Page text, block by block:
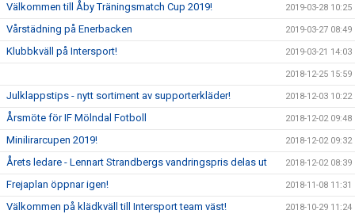
Välkommen till Åby Träningsmatch Cup 2019! 2019-03-28 10:25
Vårstädning på Enerbacken 2019-03-27 08:49
Klubbkväll på Intersport! 2019-03-21 14:03
2018-12-25 15:59
Julklappstips - nytt sortiment av supporterkläder! 2018-12-03 10:22
Årsmöte för IF Mölndal Fotboll 2018-12-02 09:48
Minilirarcupen 2019! 2018-12-02 09:32
Årets ledare - Lennart Strandbergs vandringspris delas ut 2018-12-02 08:39
Frejaplan öppnar igen! 2018-11-08 11:31
Välkommen på klädkväll till Intersport team väst! 2018-10-29 11:24